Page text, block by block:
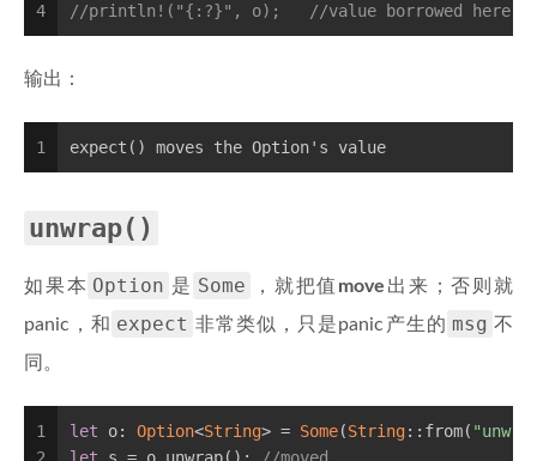
4
//println!("{:?}", o);   //value borrowed here
输出：
1 expect() moves the Option's value
unwrap()
如果本 Option 是 Some ，就把值 move 出来；否则就
panic，和 expect 非常类似，只是panic产生的 msg 不
同。
1
let o: Option<String> = Some(String::from(